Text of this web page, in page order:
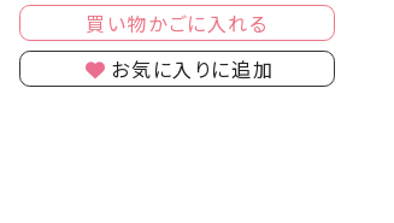
買い物かごに入れる
お気に入りに追加